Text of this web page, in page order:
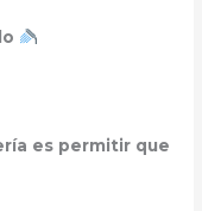
es permitir que